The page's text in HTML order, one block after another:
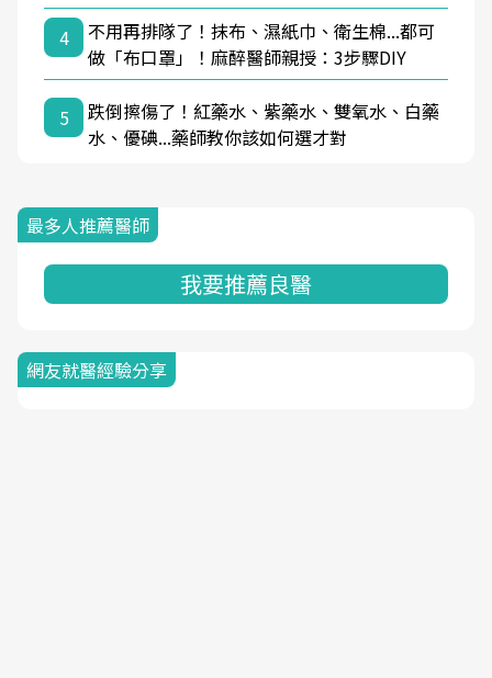
4
不用再排隊了！抹布、濕紙巾、衛生棉...都可
做「布口罩」！麻醉醫師親授：3步驟DIY
5
跌倒擦傷了！紅藥水、紫藥水、雙氧水、白藥
水、優碘...藥師教你該如何選才對
最多人推薦醫師
我要推薦良醫
網友就醫經驗分享